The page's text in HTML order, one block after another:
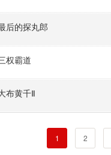
后的探丸郎
权霸道
布黄千Ⅱ
1 2